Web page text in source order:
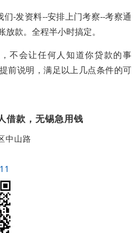
们-发资料--安排上门考察--考察通
款。全程半小时搞定。
不会让任何人知道你贷款的事
前说明，满足以上几点条件的可
借款，无锡急用钱
中山路